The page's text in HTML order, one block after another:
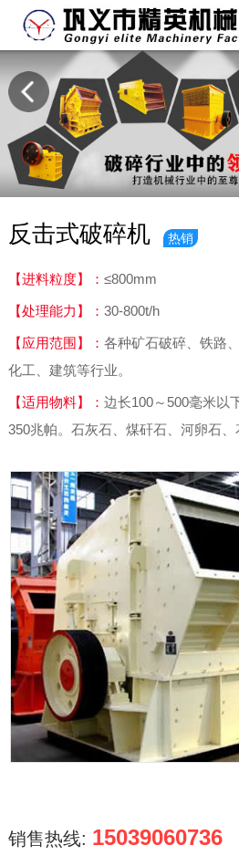
反击式破碎机 热销
【进料粒度】： ≤800mm
【处理能力】： 30-800t/h
【应用范围】： 各种矿石破碎、铁路
化工、建筑等行业。
【适用物料】： 边长100～500毫米以
350兆帕。石灰石、煤矸石、河卵石、
销售热线: 15039060736